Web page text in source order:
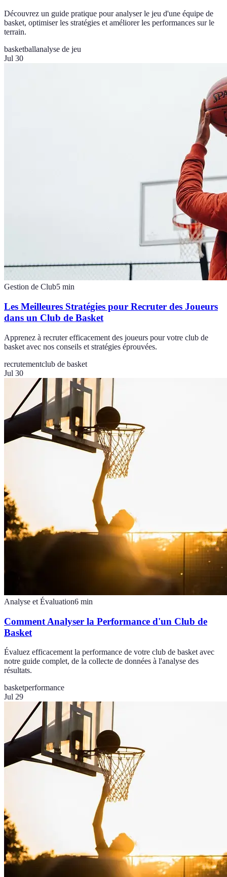
Découvrez un guide pratique pour analyser le jeu d'une équipe de
basket, optimiser les stratégies et améliorer les performances sur le
terrain.
basketballanalyse de jeu
Jul 30
Gestion de Club5 min
Les Meilleures Stratégies pour Recruter des Joueurs
dans un Club de Basket
Apprenez à recruter efficacement des joueurs pour votre club de
basket avec nos conseils et stratégies éprouvées.
recrutementclub de basket
Jul 30
Analyse et Évaluation6 min
Comment Analyser la Performance d'un Club de
Basket
Évaluez efficacement la performance de votre club de basket avec
notre guide complet, de la collecte de données à l'analyse des
résultats.
basketperformance
Jul 29